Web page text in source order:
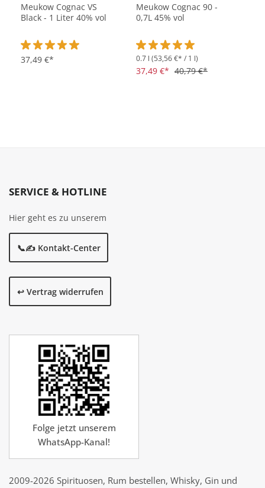
Meukow Cognac VS
Black - 1 Liter 40% vol
Durchschnittliche Bewertung von 5 von 5 Sternen
37,49 €*
Meukow Cognac 90 -
0,7L 45% vol
Durchschnittliche Bewertung
0.7 l (53,56 €* / 1 l)
37,49 €* 40,79 €*
SERVICE & HOTLINE
Hier geht es zu unserem
📞✍️ Kontakt-Center
↩️ Vertrag widerrufen
Folge jetzt unserem
WhatsApp-Kanal!
2009-2026 Spirituosen, Rum bestellen, Whisky, Gin und